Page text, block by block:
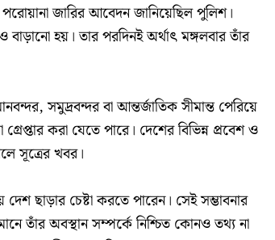
জারির আবেদন জানিয়েছিল পুলিশ।
হয়। তার পরদিনই অর্থাৎ মঙ্গলবার তাঁর
সমুদ্রবন্দর বা আন্তর্জাতিক সীমান্ত পেরিয়ে
করা যেতে পারে। দেশের বিভিন্ন প্রবেশ ও
সূত্রের খবর।
ছাড়ার চেষ্টা করতে পারেন। সেই সম্ভাবনার
তাঁর অবস্থান সম্পর্কে নিশ্চিত কোনও তথ্য না